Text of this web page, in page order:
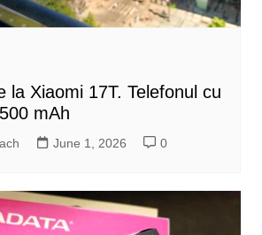
la Xiaomi 17T. Telefonul cu
mAh
June 1, 2026 0